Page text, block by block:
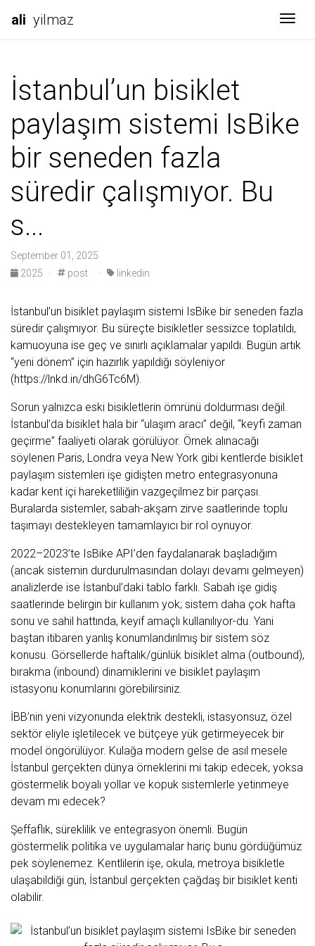
ali yilmaz
İstanbul’un bisiklet
paylaşım sistemi IsBike
bir seneden fazla
süredir çalışmıyor. Bu
s...
September 01, 2025
2025
· post · linkedin
İstanbul’un bisiklet paylaşım sistemi IsBike bir seneden fazla
süredir çalışmıyor. Bu süreçte bisikletler sessizce toplatıldı,
kamuoyuna ise geç ve sınırlı açıklamalar yapıldı. Bugün artık
“yeni dönem” için hazırlık yapıldığı söyleniyor
(https://lnkd.in/dhG6Tc6M).
Sorun yalnızca eski bisikletlerin ömrünü doldurması değil.
İstanbul’da bisiklet hala bir “ulaşım aracı” değil, “keyfi zaman
geçirme” faaliyeti olarak görülüyor. Örnek alınacağı
söylenen Paris, Londra veya New York gibi kentlerde bisiklet
paylaşım sistemleri işe gidişten metro entegrasyonuna
kadar kent içi hareketliliğin vazgeçilmez bir parçası.
Buralarda sistemler, sabah-akşam zirve saatlerinde toplu
taşımayı destekleyen tamamlayıcı bir rol oynuyor.
2022–2023’te IsBike API’den faydalanarak başladığım
(ancak sistemin durdurulmasından dolayı devamı gelmeyen)
analizlerde ise İstanbul’daki tablo farklı. Sabah işe gidiş
saatlerinde belirgin bir kullanım yok; sistem daha çok hafta
sonu ve sahil hattında, keyif amaçlı kullanılıyor-du. Yani
baştan itibaren yanlış konumlandırılmış bir sistem söz
konusu. Görsellerde haftalık/günlük bisiklet alma (outbound),
bırakma (inbound) dinamiklerini ve bisiklet paylaşım
istasyonu konumlarını görebilirsiniz.
İBB’nin yeni vizyonunda elektrik destekli, istasyonsuz, özel
sektör eliyle işletilecek ve bütçeye yük getirmeyecek bir
model öngörülüyor. Kulağa modern gelse de asıl mesele
İstanbul gerçekten dünya örneklerini mi takip edecek, yoksa
göstermelik boyalı yollar ve kopuk sistemlerle yetinmeye
devam mı edecek?
Şeffaflık, süreklilik ve entegrasyon önemli. Bugün
göstermelik politika ve uygulamalar hariç bunu gördüğümüz
pek söylenemez. Kentlilerin işe, okula, metroya bisikletle
ulaşabildiği gün, İstanbul gerçekten çağdaş bir bisiklet kenti
olabilir.